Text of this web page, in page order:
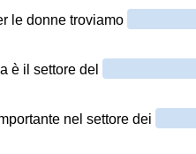
le donne troviamo
è il settore del
nel settore dei